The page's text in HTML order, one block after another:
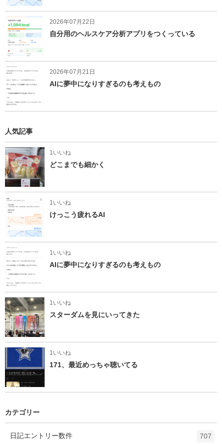
2026年07月22日
自分用のヘルスケア分析アプリをつくっている
2026年07月21日
AIに夢中になりすぎるのも考えもの
人気記事
1いいね
どこまでも細かく
1いいね
けっこう疲れるAI
1いいね
AIに夢中になりすぎるのも考えもの
1いいね
スターダムを見にいってきた
1いいね
171、最近めっちゃ聴いてる
カテゴリー
日記エントリー数 707
件